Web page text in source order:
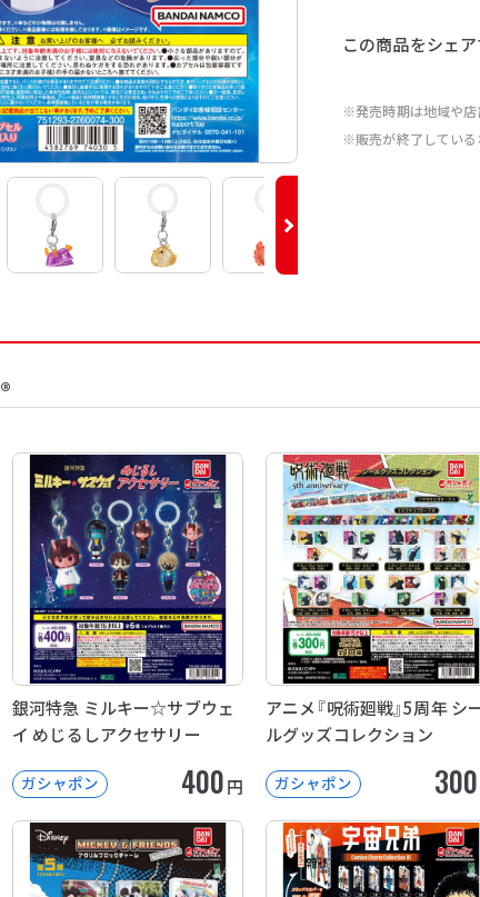
この商品をシェア
※発売時期は地域や店
※販売が終了している
®
銀河特急 ミルキー☆サブウェ
イ めじるしアクセサリー
ガシャポン 400円
アニメ『呪術廻戦』5周年 シ
ルグッズコレクション
ガシャポン 300